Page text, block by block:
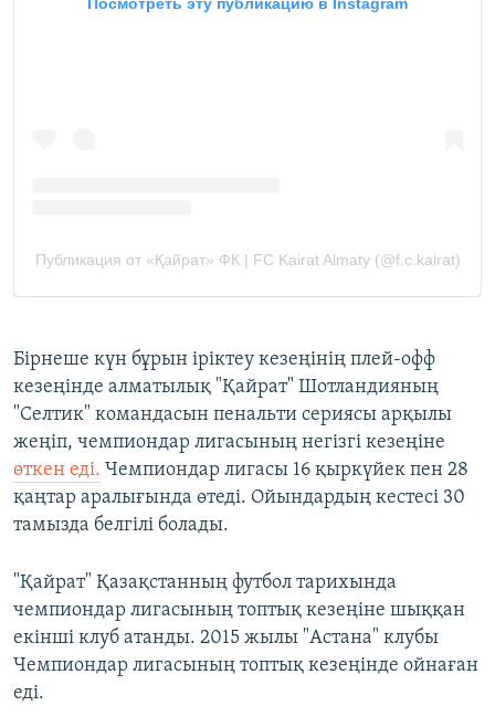
Бірнеше күн бұрын іріктеу кезеңінің плей-офф
кезеңінде алматылық "Қайрат" Шотландияның
"Селтик" командасын пенальти сериясы арқылы
жеңіп, чемпиондар лигасының негізгі кезеңіне
өткен еді. Чемпиондар лигасы 16 қыркүйек пен 28
қаңтар аралығында өтеді. Ойындардың кестесі 30
тамызда белгілі болады.
"Қайрат" Қазақстанның футбол тарихында
чемпиондар лигасының топтық кезеңіне шыққан
екінші клуб атанды. 2015 жылы "Астана" клубы
Чемпиондар лигасының топтық кезеңінде ойнаған
еді.